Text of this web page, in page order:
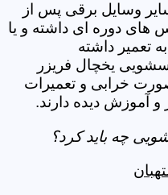
وسایل برقی پس از
های دوره ای داشته و یا
تعمیر داشته
یخچال فریزر
خرابی و تعمیرات
آموزش دیده دارند.
چه باید کرد؟